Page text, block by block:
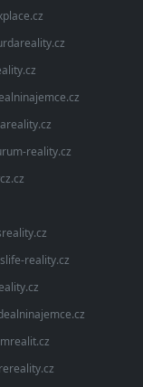
reality.cz
reality.cz